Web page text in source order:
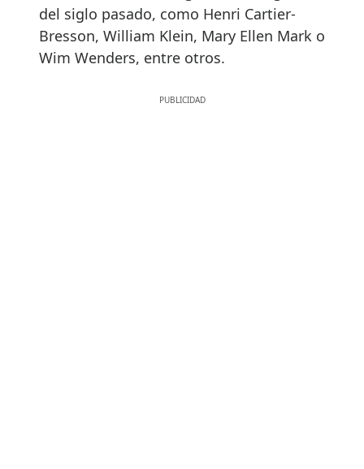
del siglo pasado, como Henri Cartier-
Bresson, William Klein, Mary Ellen Mark o
Wim Wenders, entre otros.